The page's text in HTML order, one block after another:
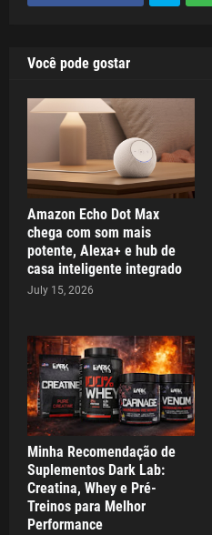
Você pode gostar
Amazon Echo Dot Max
chega com som mais
potente, Alexa+ e hub de
casa inteligente integrado
July 15, 2026
Minha Recomendação de
Suplementos Dark Lab:
Creatina, Whey e Pré-
Treinos para Melhor
Performance